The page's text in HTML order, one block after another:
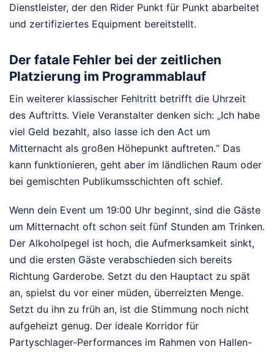
Dienstleister, der den Rider Punkt für Punkt abarbeitet
und zertifiziertes Equipment bereitstellt.
Der fatale Fehler bei der zeitlichen
Platzierung im Programmablauf
Ein weiterer klassischer Fehltritt betrifft die Uhrzeit
des Auftritts. Viele Veranstalter denken sich: „Ich habe
viel Geld bezahlt, also lasse ich den Act um
Mitternacht als großen Höhepunkt auftreten.“ Das
kann funktionieren, geht aber im ländlichen Raum oder
bei gemischten Publikumsschichten oft schief.
Wenn dein Event um 19:00 Uhr beginnt, sind die Gäste
um Mitternacht oft schon seit fünf Stunden am Trinken.
Der Alkoholpegel ist hoch, die Aufmerksamkeit sinkt,
und die ersten Gäste verabschieden sich bereits
Richtung Garderobe. Setzt du den Hauptact zu spät
an, spielst du vor einer müden, überreizten Menge.
Setzt du ihn zu früh an, ist die Stimmung noch nicht
aufgeheizt genug. Der ideale Korridor für
Partyschlager-Performances im Rahmen von Hallen-